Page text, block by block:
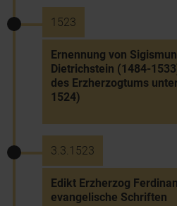
1523
Ernennung von
Dietrichstein (1484-
des Erzherzogtums
1524)
3.3.1523
Edikt Erzherzog
evangelische Schriften